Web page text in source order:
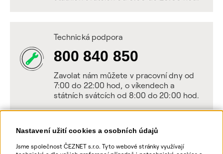
Nastavení užití cookies a osobních údajů
Jsme společnost ČEZNET s.r.o. Tyto webové stránky využívají
Technická podpora
800 840 850
Zavolat nám můžete v pracovní dny od
7:00 do 22:00 hod, o víkendech a
státních svátcích od 8:00 do 20:00 hod.
Napište nám